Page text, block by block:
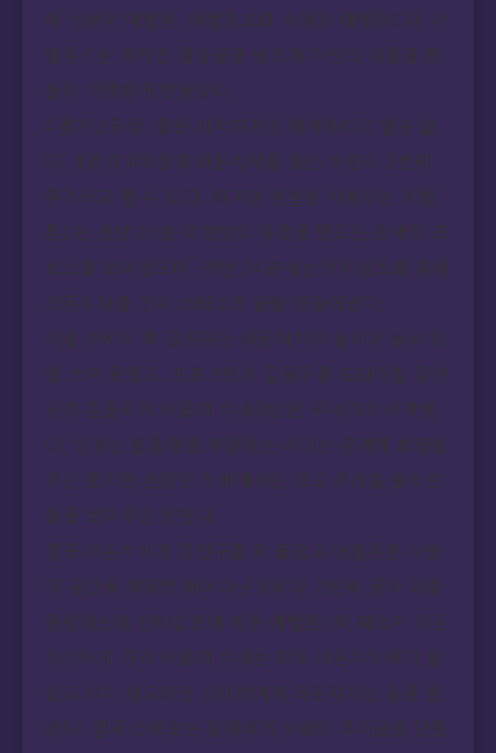
데 성남에 에벨톤, 에벨찡요와 수원의 에벨톤C다. 에
벨톤 C는 개막전 결승골을 넣으며 자신의 이름을 팬
들이 기억하게 만들었다.
4경기 2득점. 좋은 시작이지만 화려하다고 할순 없
다. 4경기 4득점의 라돈치치를 돕는 수원의 2번째
무기라고 할 수 있다. 하지만 왼발을 사용하는 에벨
톤C는 전반 24분 박현범의 득점을 만드는 완벽한 크
로스를 보여줬으며, 전반 34분에는 인터샙트를 통해
라돈치치를 거쳐 스테보의 골을 만들어냈다.
서울 수비의 핵 김진규는 라돈치치의 높이에 눌려 힘
을 쓰지 못했고. 프로 3년차 김동우를 도와야할 김진
규가 흔들리자 서울의 수비라인은 무너지기 시작했
다. 엄청난 활동량을 자랑하는 아디는 공격에 보탬을
주긴 했지만 본업인 수비에서는 최고 주가를 올리던
폼을 보여주진 못했다.
결국 라돈치치가 김진규를 꽉 붙잡고 에벨톤은 서울
의 공간을 마음껏 뛰어다닌것이다. 2번째 골이 이를
증명하는데 인터셉트에 이은 에벨톤C의 패스가 라돈
치치에게 가자 서울의 수비는 모두 라돈치치에게 몰
렸고 이때 쉐도하던 스테보에게 라돈치치는 공을 돌
렸다. 결국 스테보는 침착하게 수원의 추가골을 만들